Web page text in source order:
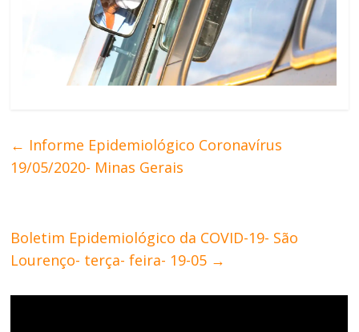
← Informe Epidemiológico Coronavírus
19/05/2020- Minas Gerais
Boletim Epidemiológico da COVID-19- São
Lourenço- terça- feira- 19-05 →